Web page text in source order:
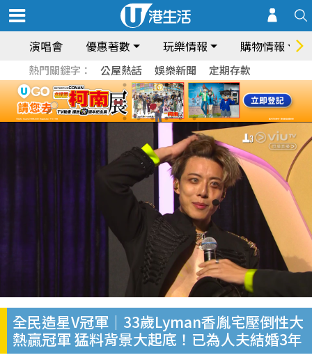
演唱會 優惠著數 玩樂情報 購物情報
熱門關鍵字： 公屋熱話 娛樂新聞 定期存款
全民造星V冠軍｜33歲Lyman香胤宅壓倒性大
熱贏冠軍 猛料背景大起底！已為人夫結婚3年